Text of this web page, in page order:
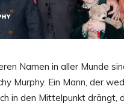
Namen in aller Munde
Murphy. Ein Mann, der
in den Mittelpunkt drängt,